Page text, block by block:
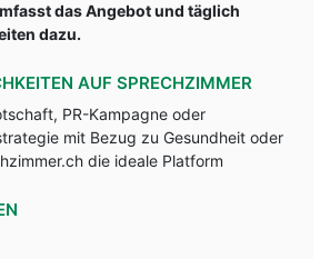
das Angebot und täglich
dazu.
AUF SPRECHZIMMER
PR-Kampagne oder
mit Bezug zu Gesundheit oder
die ideale Platform